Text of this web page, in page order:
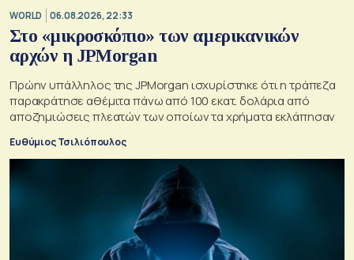
WORLD 06.08.2026, 22:33
Στο «μικροσκόπιο» των αμερικανικών
αρχών η JPMorgan
Πρώην υπάλληλος της JPMorgan ισχυρίστηκε ότι η τράπεζα
παρακράτησε αθέμιτα πάνω από 100 εκατ. δολάρια από
αποζημιώσεις πλεατών των οποίων τα χρήματα εκλάπησαν
Ευθύμιος Τσιλιόπουλος